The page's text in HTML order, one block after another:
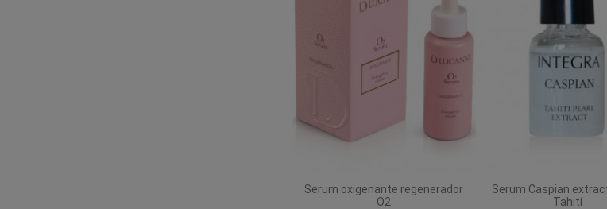
Serum oxigenante regenerador
O2
Serum Caspian
Tahití